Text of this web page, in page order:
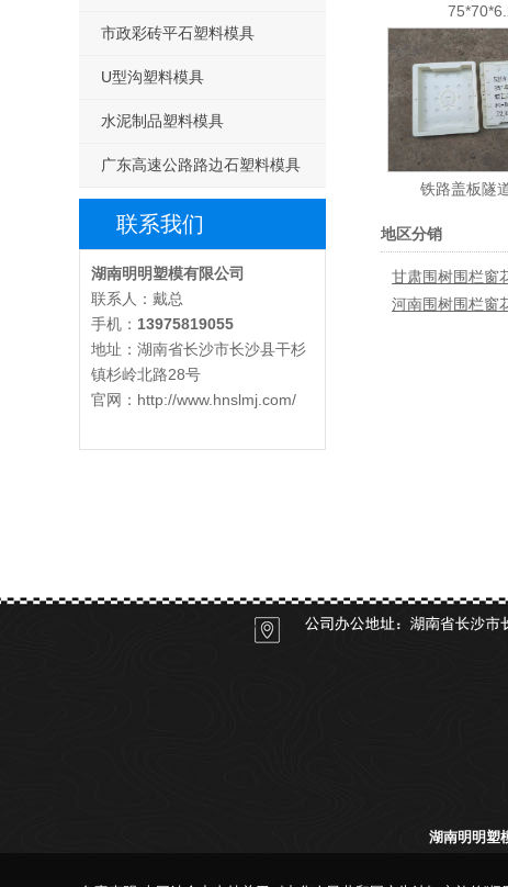
铁路盖板隧
地区分销
甘肃围树围栏窗
河南围树围栏窗
市政彩砖平石塑料模具
U型沟塑料模具
水泥制品塑料模具
广东高速公路路边石塑料模具
联系我们
湖南明明塑模有限公司
联系人：戴总
手机： 13975819055
地址：湖南省长沙市长沙县干杉
镇杉岭北路28号
官网： http://www.hnslmj.com/
湖南明明塑